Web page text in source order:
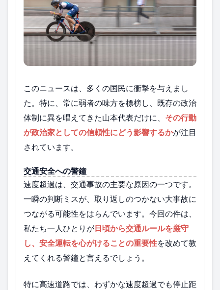
このニュースは、多くの国民に衝撃を与えまし
た。特に、常に弱者の味方を標榜し、既存の政治
体制に異を唱えてきた山本代表だけに、 その行動
が政治家としての信頼性にどう影響するかが注目
されています。
交通安全への警鐘
速度超過は、交通事故の主要な原因の一つです。
一瞬の判断ミスが、取り返しのつかない大事故に
つながる可能性をはらんでいます。今回の件は、
私たち一人ひとりが日頃から交通ルールを厳守
し、安全運転を心がけることの重要性を改めて教
えてくれる警鐘と言えるでしょう。
特に高速道路では、わずかな速度超過でも停止距